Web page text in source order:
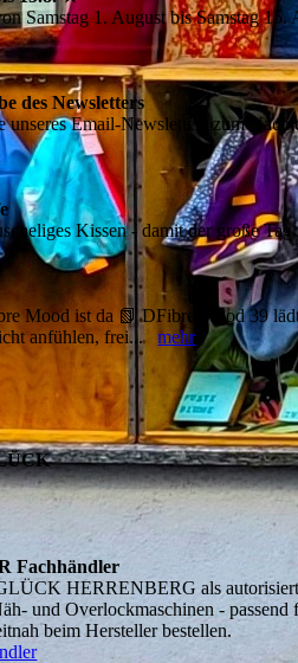
Samstag 1. August bis Samstag
des Newsletters
unseres Email-Newsletters zum
Kissen - damit der große
Mood ist da 📗 DFibre Mood 39
anfühlen, frei...mehr
Fachhändler
HERRENBERG als
und Overlockmaschinen -
beim Hersteller bestellen.